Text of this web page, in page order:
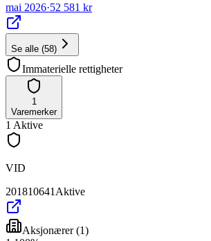
mai 2026·52 581 kr
Se alle (58)
Immaterielle rettigheter
1
Varemerker
1 Aktive
VID
201810641 Aktive
Aksjonærer(1)